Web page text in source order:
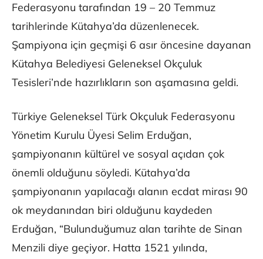
Federasyonu tarafından 19 – 20 Temmuz
tarihlerinde Kütahya’da düzenlenecek.
Şampiyona için geçmişi 6 asır öncesine dayanan
Kütahya Belediyesi Geleneksel Okçuluk
Tesisleri’nde hazırlıkların son aşamasına geldi.
Türkiye Geleneksel Türk Okçuluk Federasyonu
Yönetim Kurulu Üyesi Selim Erduğan,
şampiyonanın kültürel ve sosyal açıdan çok
önemli olduğunu söyledi. Kütahya’da
şampiyonanın yapılacağı alanın ecdat mirası 90
ok meydanından biri olduğunu kaydeden
Erduğan, “Bulunduğumuz alan tarihte de Sinan
Menzili diye geçiyor. Hatta 1521 yılında,